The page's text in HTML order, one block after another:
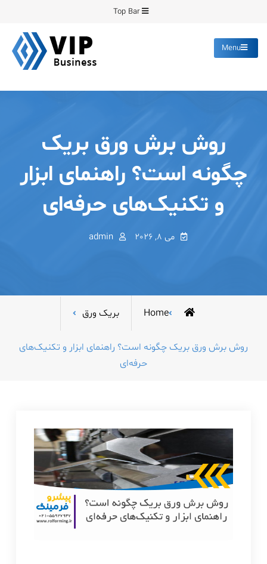
content
Top Bar
Menu
روش برش ورق بریک
چگونه است؟ راهنمای ابزار
و تکنیک‌های حرفه‌ای
می 8, 2026 admin
Home بریک ورق
روش برش ورق بریک چگونه است؟ راهنمای ابزار و تکنیک‌های
حرفه‌ای